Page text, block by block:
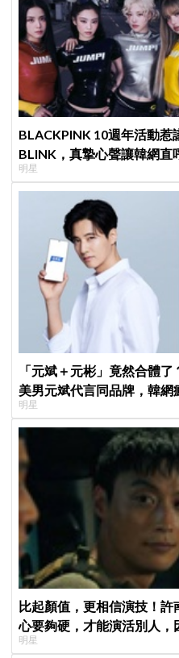
BLACKPINK 10週年活動
BLINK，真摯心聲讓韓網直
明星
「元斌＋元彬」竟然合體
美男元斌代言同品牌，韓網
明星
比起顏值，更相信演技！
心要夠硬，才能演活別人，
明星